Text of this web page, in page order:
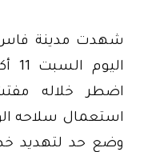
شهدت مدينة
اضطر خلاله
استعمال سلاحه
وضع حد لتهديد